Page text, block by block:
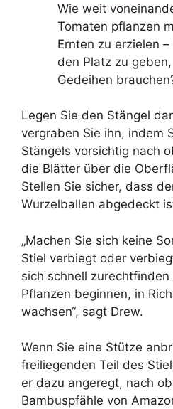
Wie weit
Tomaten pflanzen
Ernten zu erzielen
den Platz zu
Gedeihen
Legen Sie den Stängel
vergraben Sie ihn, indem
Stängels vorsichtig nach
die Blätter über die
Stellen Sie sicher, dass
Wurzelballen abgedeckt
„Machen Sie sich keine
Stiel verbiegt oder
sich schnell
Pflanzen beginnen, in
wachsen“, sagt Drew.
Wenn Sie eine Stütze
freiliegenden Teil des
er dazu angeregt, nach
Bambuspfähle von